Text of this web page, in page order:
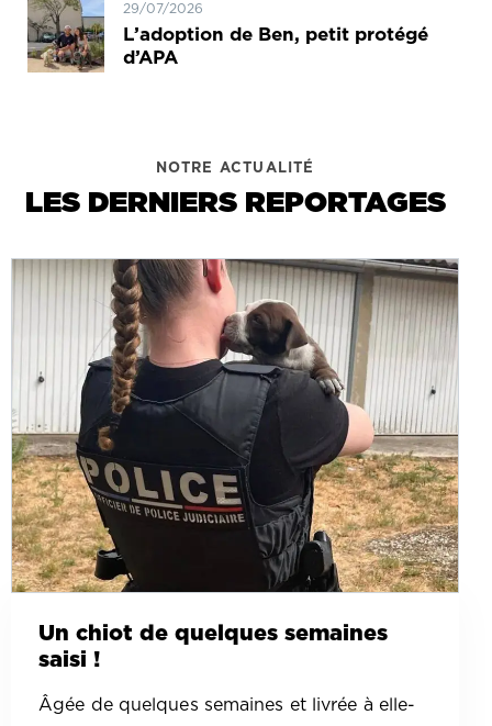
29/07/2026
L’adoption de Ben, petit protégé
d’APA
NOTRE ACTUALITÉ
LES DERNIERS REPORTAGES
Un chiot de quelques semaines
saisi !
Âgée de quelques semaines et livrée à elle-